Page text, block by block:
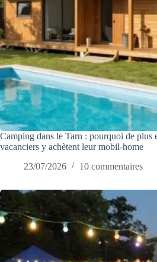
Camping dans le Tarn : pourquoi de plus
vacanciers y achètent leur mobil-home
23/07/2026
10 commentaires